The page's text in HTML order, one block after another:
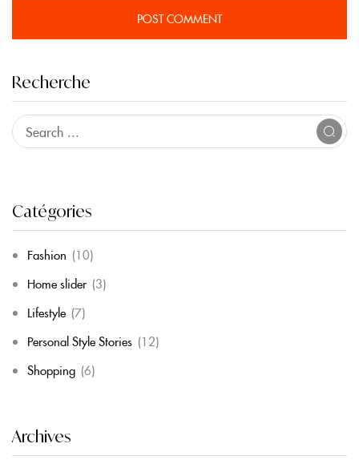
Recherche
Catégories
Fashion (10)
Home slider (3)
Lifestyle (7)
Personal Style Stories (12)
Shopping (6)
Archives